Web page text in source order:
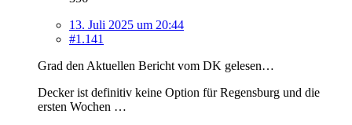
13. Juli 2025 um 20:44
#1.141
Grad den Aktuellen Bericht vom DK gelesen…
Decker ist definitiv keine Option für Regensburg und die
ersten Wochen …